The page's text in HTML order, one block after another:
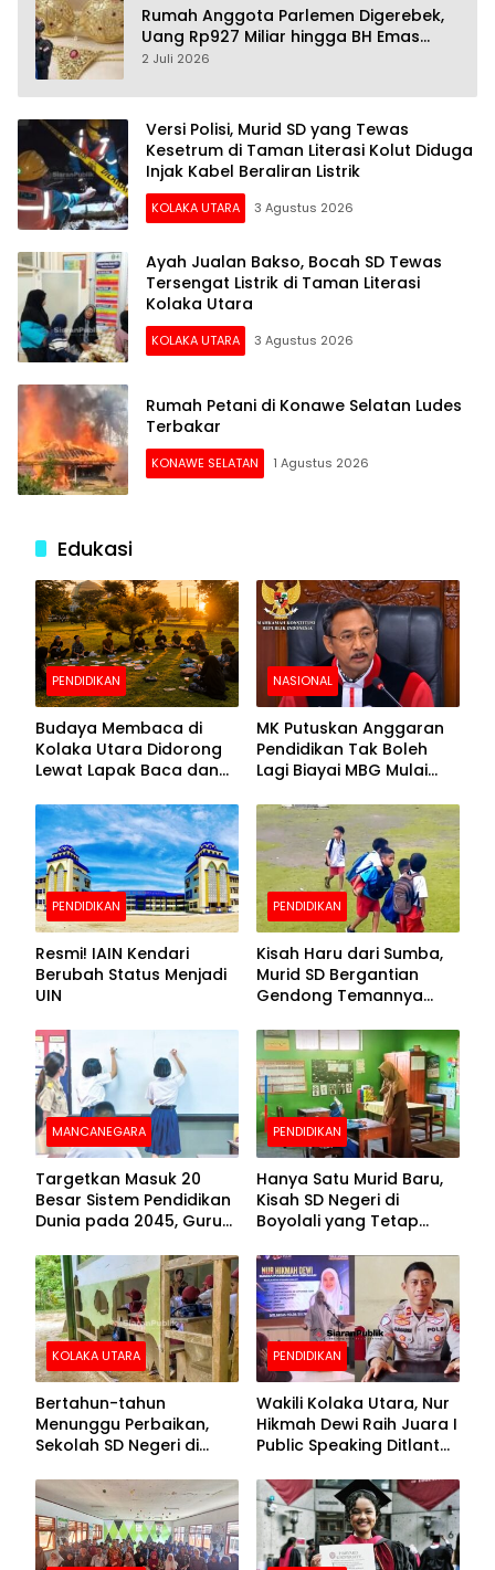
Rumah Anggota Parlemen Digerebek,
Uang Rp927 Miliar hingga BH Emas
Disita
2 Juli 2026
Versi Polisi, Murid SD yang Tewas
Kesetrum di Taman Literasi Kolut Diduga
Injak Kabel Beraliran Listrik
KOLAKA UTARA 3 Agustus 2026
Ayah Jualan Bakso, Bocah SD Tewas
Tersengat Listrik di Taman Literasi
Kolaka Utara
KOLAKA UTARA 3 Agustus 2026
Rumah Petani di Konawe Selatan Ludes
Terbakar
KONAWE SELATAN 1 Agustus 2026
Edukasi
PENDIDIKAN
Budaya Membaca di
Kolaka Utara Didorong
Lewat Lapak Baca dan
NASIONAL
MK Putuskan Anggaran
Pendidikan Tak Boleh
Lagi Biayai MBG Mulai
PENDIDIKAN
Resmi! IAIN Kendari
Berubah Status Menjadi
UIN
PENDIDIKAN
Kisah Haru dari Sumba,
Murid SD Bergantian
Gendong Temannya
Sekolah
MANCANEGARA
Targetkan Masuk 20
Besar Sistem Pendidikan
Dunia pada 2045, Guru
100 Persen
PENDIDIKAN
Hanya Satu Murid Baru,
Kisah SD Negeri di
Boyolali yang Tetap
Kelas
KOLAKA UTARA
Bertahun-tahun
Menunggu Perbaikan,
Sekolah SD Negeri di
Beralas Tanah dan
Dinding Bolong-bolong
PENDIDIKAN
Wakili Kolaka Utara, Nur
Hikmah Dewi Raih Juara I
Public Speaking Ditlantas
Puncak Hari
Bhayangkara ke-80